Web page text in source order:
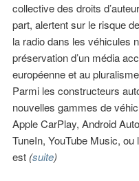
collective des droits
part, alertent sur le risque
la radio dans les véhicules
préservation d’un média
européenne et au
Parmi les constructeurs
nouvelles gammes de
Apple CarPlay, Android
TuneIn, YouTube Music,
est (suite)